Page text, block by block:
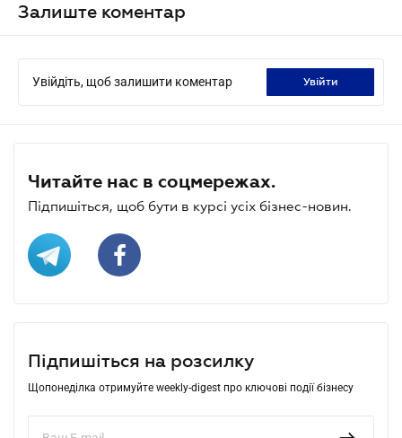
Залиште коментар
Увійдіть, щоб залишити коментар увійти
Читайте нас в соцмережах.
Підпишіться, щоб бути в курсі усіх бізнес-новин.
Підпишіться на розсилку
Щопонеділка отримуйте weekly-digest про ключові події бізнесу